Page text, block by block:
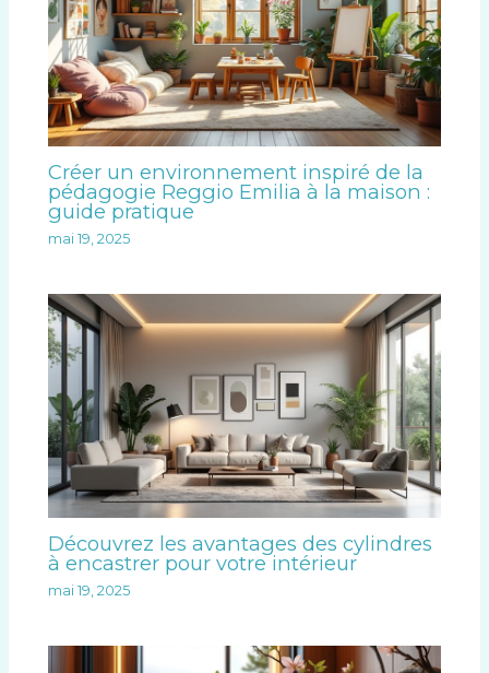
Créer un environnement inspiré de la
pédagogie Reggio Emilia à la maison :
guide pratique
mai 19, 2025
Découvrez les avantages des cylindres
à encastrer pour votre intérieur
mai 19, 2025